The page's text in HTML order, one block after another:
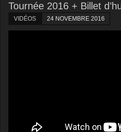
Tournée 2016 + Billet
VIDÉOS 24 NOVEMBRE 2016